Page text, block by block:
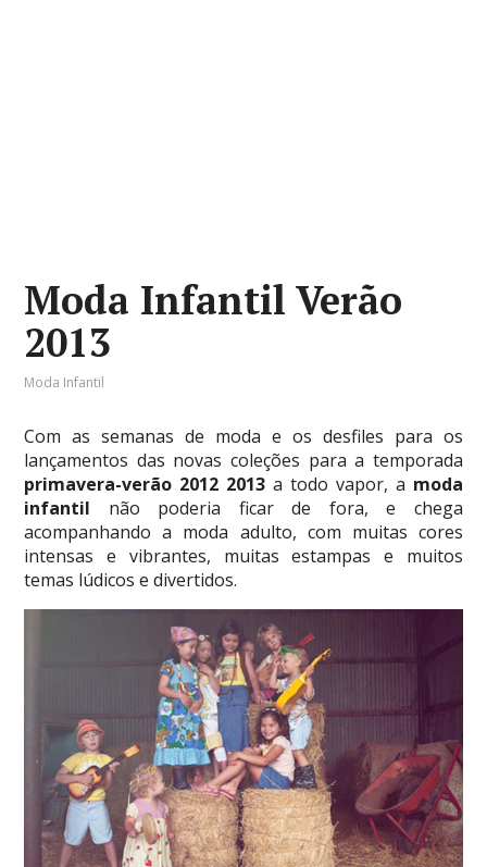
Moda Infantil Verão
2013
Moda Infantil
Com as semanas de moda e os desfiles para os
lançamentos das novas coleções para a temporada
primavera-verão 2012 2013 a todo vapor, a moda
infantil não poderia ficar de fora, e chega
acompanhando a moda adulto, com muitas cores
intensas e vibrantes, muitas estampas e muitos
temas lúdicos e divertidos.